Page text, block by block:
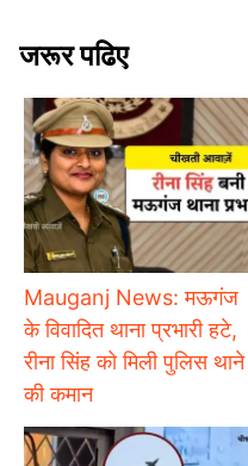
जरूर पढिए
Mauganj News: मऊगंज
के विवादित थाना प्रभारी हटे,
रीना सिंह को मिली पुलिस थाने
की कमान